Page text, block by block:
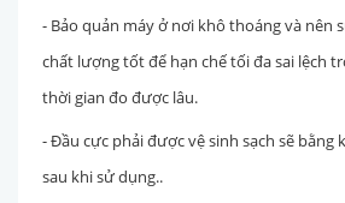
- Bảo quản máy ở nơi khô thoáng và nên
chất lượng tốt để hạn chế tối đa sai lệch
thời gian đo được lâu.
- Đầu cực phải được vệ sinh sạch sẽ bằng
sau khi sử dụng..